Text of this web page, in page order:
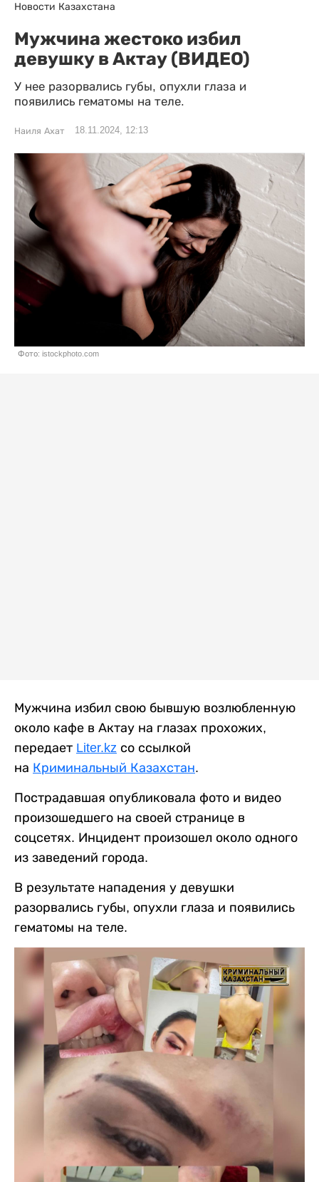
Новости Казахстана
Мужчина жестоко избил
девушку в Актау (ВИДЕО)
У нее разорвались губы, опухли глаза и
появились гематомы на теле.
Наиля Ахат 18.11.2024, 12:13
Фото: istockphoto.com
Мужчина избил свою бывшую возлюбленную
около кафе в Актау на глазах прохожих,
передает Liter.kz со ссылкой
на Криминальный Казахстан.
Пострадавшая опубликовала фото и видео
произошедшего на своей странице в
соцсетях. Инцидент произошел около одного
из заведений города.
В результате нападения у девушки
разорвались губы, опухли глаза и появились
гематомы на теле.